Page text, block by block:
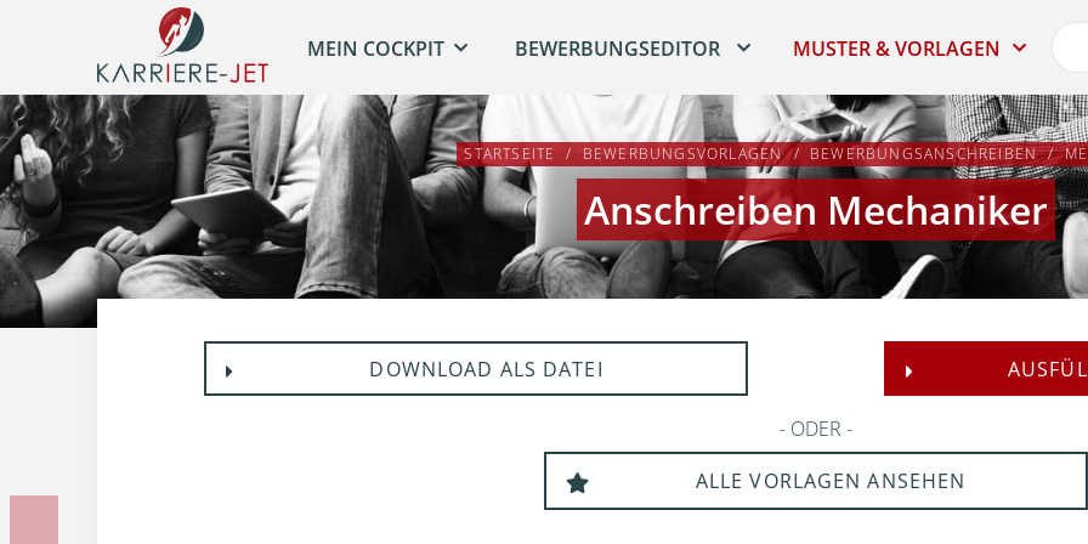
MEIN COCKPIT BEWERBUNGSEDITOR MUSTER & VORLAGEN
STARTSEITE BEWERBUNGSVORLAGEN BEWERBUNGSANSCHREIBEN
Anschreiben Mechaniker
DOWNLOAD ALS DATEI
ODER
ALLE VORLAGEN ANSEHEN